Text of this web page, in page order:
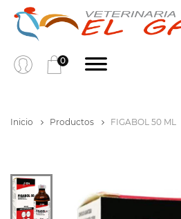
0
Inicio Productos FIGABOL 50 ML